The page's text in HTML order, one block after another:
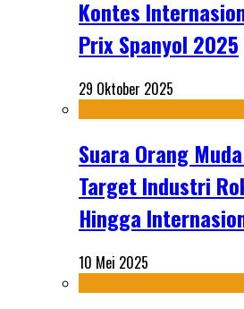
Kontes
Prix Spanyol 2025
29 Oktober 2025
Suara Orang
Target Industri
Hingga
10 Mei 2025